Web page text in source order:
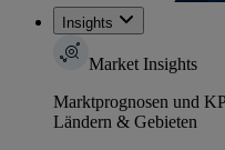
Insights
Market Insights
Marktprognosen und
Ländern & Gebieten